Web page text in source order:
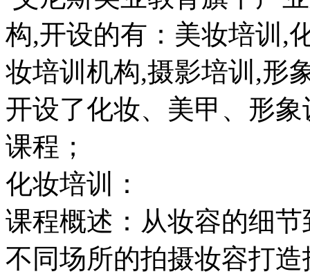
构,开设的有：美妆培训,
妆培训机构,摄影培训,形
开设了化妆、美甲、形
课程；
化妆培训：
课程概述：从妆容的细
不同场所的拍摄妆容打